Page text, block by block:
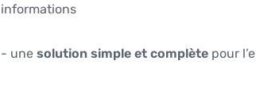
informations
- une solution simple et complètepour